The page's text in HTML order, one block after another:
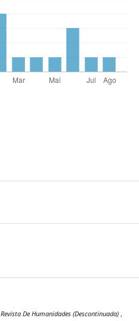
Revista De Humanidades (Descontinuada) ,